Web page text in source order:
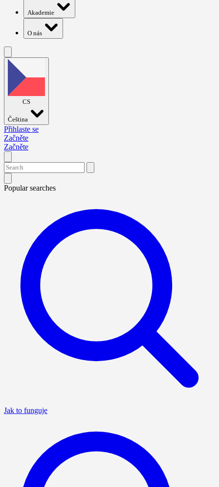
Akademie
O nás
CS
Čeština
Přihlaste se
Začněte
Začněte
Popular searches
Jak to funguje